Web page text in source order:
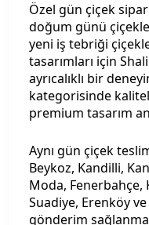
Özel gün çiçek
doğum günü
yeni iş tebriği
tasarımları için
ayrıcalıklı bir
kategorisinde
premium tasarım
Aynı gün çiçek
Beykoz, Kandilli,
Moda, Fenerbahçe,
Suadiye, Erenköy
gönderim